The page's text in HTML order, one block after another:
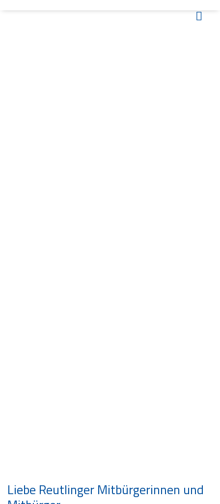
Liebe Reutlinger Mitbürgerinnen und